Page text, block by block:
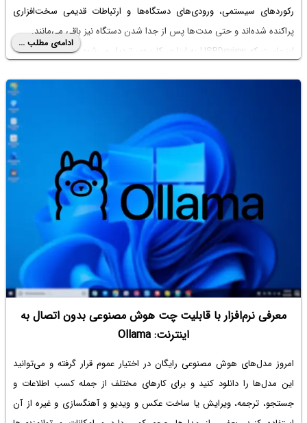
رکوردهای سیستمی، ورودی‌های دستگاه‌ها و ارتباطات قدیمی سخت‌افزاری
پراکنده شده‌اند و حتی مدت‌ها پس از جدا شدن دستگاه نیز باقی می‌مانند.
اینجاست که USBDeview به ابزاری کاربردی تبدیل می‌شود. این نرم‌افزار سبک
دستگاه‌هایی را که در گذشته به رایانه متصل شده‌اند، در یک فهرست کامل
ادامه‌ی مطلب ...
معرفی نرم‌افزار با قابلیت چت هوش مصنوعی بدون اتصال به
اینترنت: Ollama
امروز مدل‌های هوش مصنوعی رایگان در اختیار عموم قرار گرفته و می‌توانید
این مدل‌ها را دانلود کنید و برای کارهای مختلف از جمله کسب اطلاعات و
جستجو، ترجمه، ویرایش یا ساخت عکس و ویدیو و آهنگسازی و غیره از آن